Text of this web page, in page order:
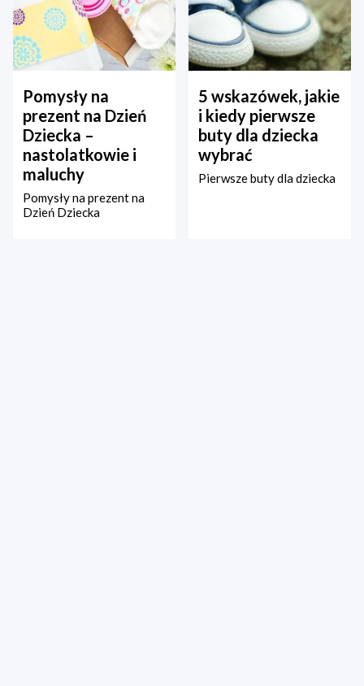
Pomysły na
prezent na Dzień
Dziecka –
nastolatkowie i
maluchy
Pomysły na prezent na
Dzień Dziecka
5 wskazówek, jakie
i kiedy pierwsze
buty dla dziecka
wybrać
Pierwsze buty dla dziecka